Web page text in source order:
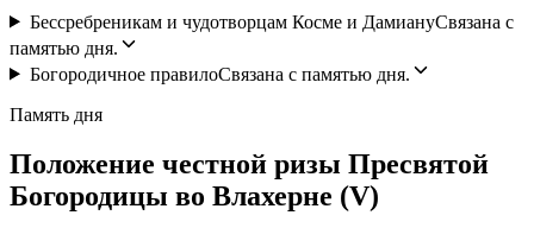
Бессребреникам и чудотворцам Косме и ДамиануСвязана с
памятью дня.
Богородичное правилоСвязана с памятью дня.
Память дня
Положение честной ризы Пресвятой
Богородицы во Влахерне (V)